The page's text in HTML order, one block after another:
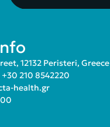
12132 Peristeri, Greece
+30 210 8542220
health.gr